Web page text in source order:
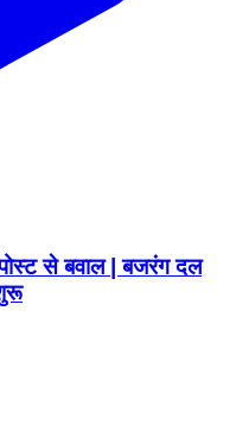
से बवाल | बजरंग दल